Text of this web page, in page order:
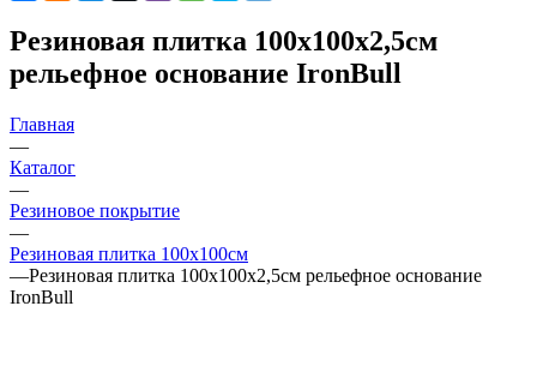
Резиновая плитка 100х100х2,5см
рельефное основание IronBull
Главная
—
Каталог
—
Резиновое покрытие
—
Резиновая плитка 100х100см
—Резиновая плитка 100х100х2,5см рельефное основание
IronBull